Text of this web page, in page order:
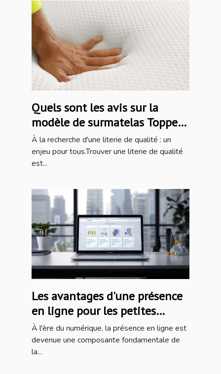
Quels sont les avis sur la
modèle de surmatelas Topper
Aubois ?
À la recherche d'une literie de qualité : un
enjeu pour tous.Trouver une literie de qualité
est...
Les avantages d'une présence
en ligne pour les petites
entreprises
À l'ère du numérique, la présence en ligne est
devenue une composante fondamentale de
la...